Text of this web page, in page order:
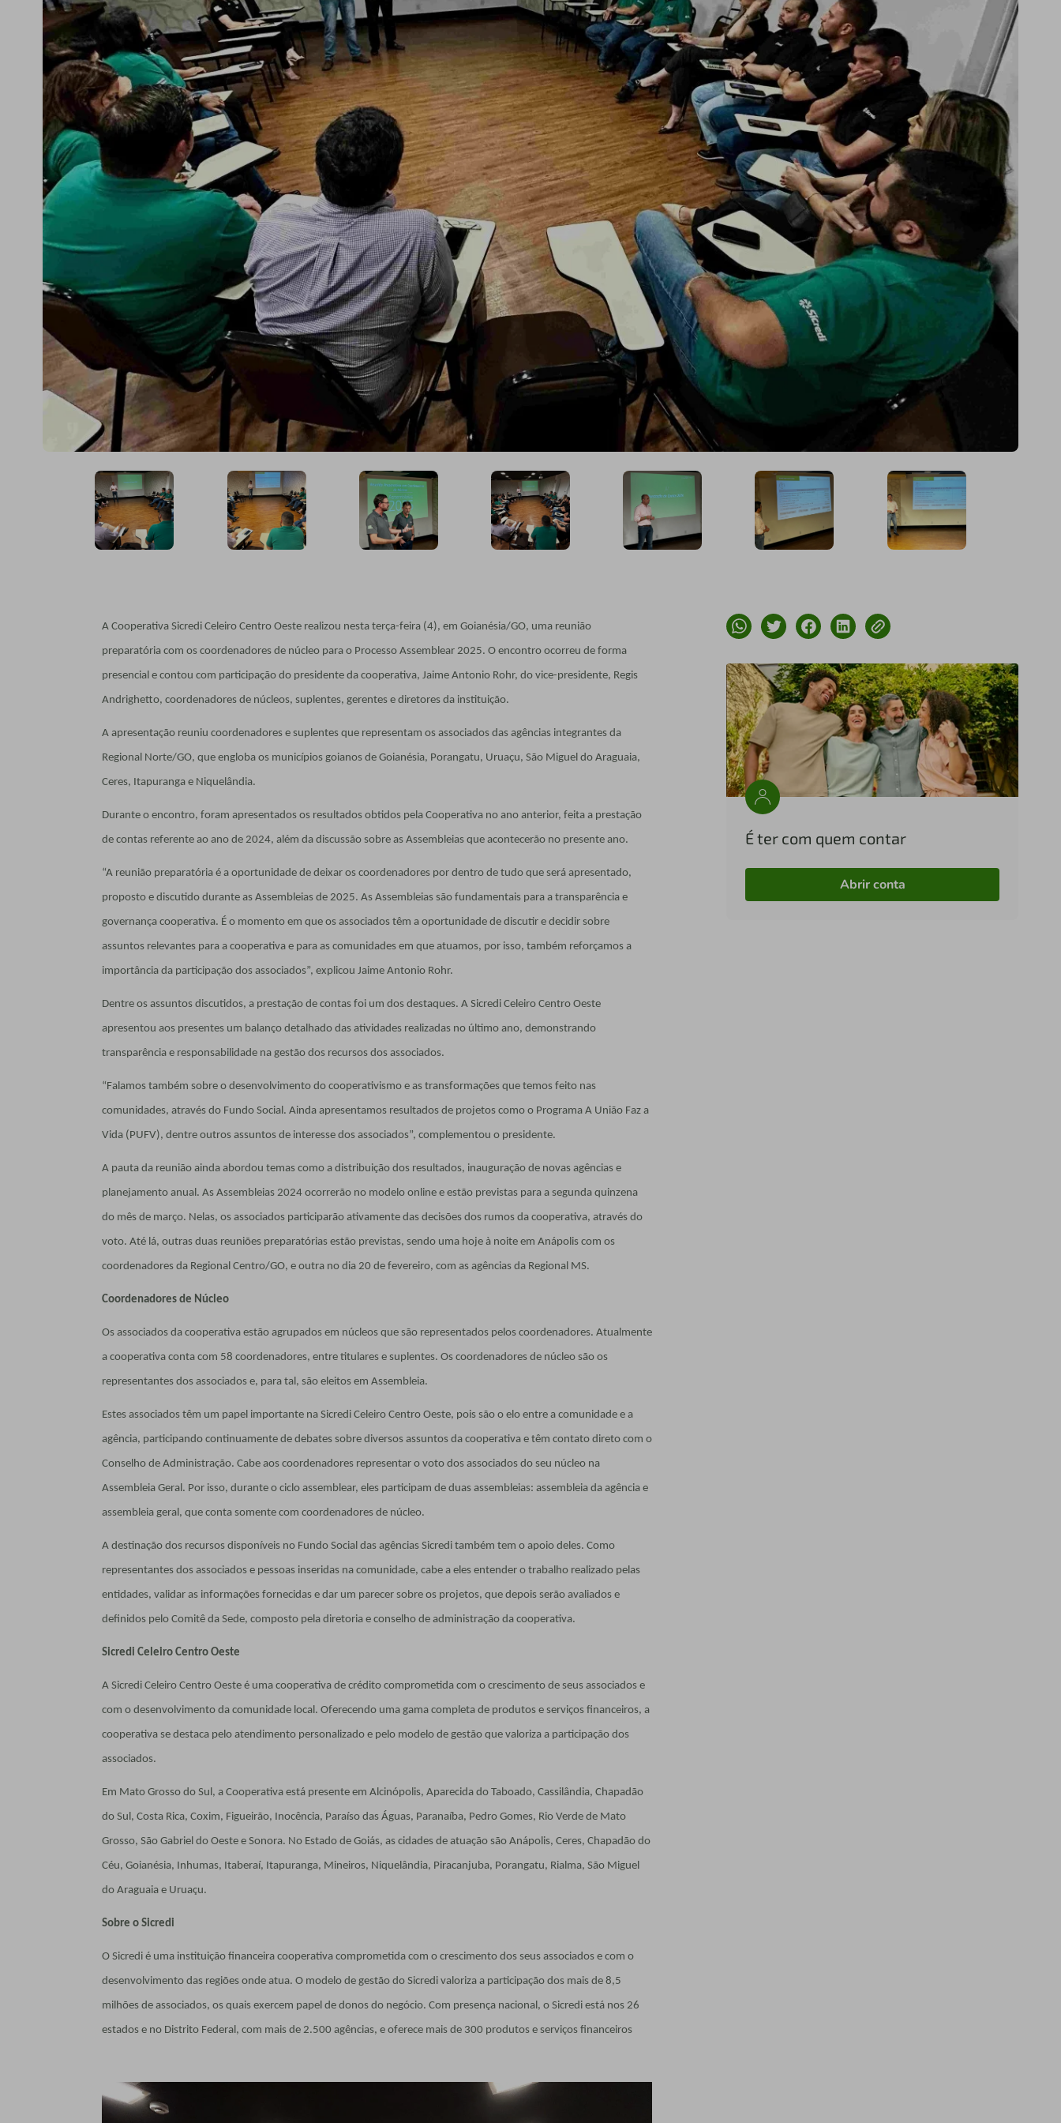
A Cooperativa Sicredi Celeiro Centro Oeste realizou nesta terça-feira (4), em Goianésia/GO, uma reunião
preparatória com os coordenadores de núcleo para o Processo Assemblear 2025. O encontro ocorreu de forma
presencial e contou com participação do presidente da cooperativa, Jaime Antonio Rohr, do vice-presidente, Regis
Andrighetto, coordenadores de núcleos, suplentes, gerentes e diretores da instituição.
A apresentação reuniu coordenadores e suplentes que representam os associados das agências integrantes da
Regional Norte/GO, que engloba os municípios goianos de Goianésia, Porangatu, Uruaçu, São Miguel do Araguaia,
Ceres, Itapuranga e Niquelândia.
Durante o encontro, foram apresentados os resultados obtidos pela Cooperativa no ano anterior, feita a prestação
de contas referente ao ano de 2024, além da discussão sobre as Assembleias que acontecerão no presente ano.
“A reunião preparatória é a oportunidade de deixar os coordenadores por dentro de tudo que será apresentado,
proposto e discutido durante as Assembleias de 2025. As Assembleias são fundamentais para a transparência e
governança cooperativa. É o momento em que os associados têm a oportunidade de discutir e decidir sobre
assuntos relevantes para a cooperativa e para as comunidades em que atuamos, por isso, também reforçamos a
importância da participação dos associados”, explicou Jaime Antonio Rohr.
Dentre os assuntos discutidos, a prestação de contas foi um dos destaques. A Sicredi Celeiro Centro Oeste
apresentou aos presentes um balanço detalhado das atividades realizadas no último ano, demonstrando
transparência e responsabilidade na gestão dos recursos dos associados.
“Falamos também sobre o desenvolvimento do cooperativismo e as transformações que temos feito nas
comunidades, através do Fundo Social. Ainda apresentamos resultados de projetos como o Programa A União Faz a
Vida (PUFV), dentre outros assuntos de interesse dos associados”, complementou o presidente.
A pauta da reunião ainda abordou temas como a distribuição dos resultados, inauguração de novas agências e
planejamento anual. As Assembleias 2024 ocorrerão no modelo online e estão previstas para a segunda quinzena
do mês de março. Nelas, os associados participarão ativamente das decisões dos rumos da cooperativa, através do
voto. Até lá, outras duas reuniões preparatórias estão previstas, sendo uma hoje à noite em Anápolis com os
coordenadores da Regional Centro/GO, e outra no dia 20 de fevereiro, com as agências da Regional MS.
Coordenadores de Núcleo
Os associados da cooperativa estão agrupados em núcleos que são representados pelos coordenadores. Atualmente
a cooperativa conta com 58 coordenadores, entre titulares e suplentes. Os coordenadores de núcleo são os
representantes dos associados e, para tal, são eleitos em Assembleia.
Estes associados têm um papel importante na Sicredi Celeiro Centro Oeste, pois são o elo entre a comunidade e a
agência, participando continuamente de debates sobre diversos assuntos da cooperativa e têm contato direto com o
Conselho de Administração. Cabe aos coordenadores representar o voto dos associados do seu núcleo na
Assembleia Geral. Por isso, durante o ciclo assemblear, eles participam de duas assembleias: assembleia da agência e
assembleia geral, que conta somente com coordenadores de núcleo.
A destinação dos recursos disponíveis no Fundo Social das agências Sicredi também tem o apoio deles. Como
representantes dos associados e pessoas inseridas na comunidade, cabe a eles entender o trabalho realizado pelas
entidades, validar as informações fornecidas e dar um parecer sobre os projetos, que depois serão avaliados e
definidos pelo Comitê da Sede, composto pela diretoria e conselho de administração da cooperativa.
Sicredi Celeiro Centro Oeste
A Sicredi Celeiro Centro Oeste é uma cooperativa de crédito comprometida com o crescimento de seus associados e
com o desenvolvimento da comunidade local. Oferecendo uma gama completa de produtos e serviços financeiros, a
cooperativa se destaca pelo atendimento personalizado e pelo modelo de gestão que valoriza a participação dos
associados.
Em Mato Grosso do Sul, a Cooperativa está presente em Alcinópolis, Aparecida do Taboado, Cassilândia, Chapadão
do Sul, Costa Rica, Coxim, Figueirão, Inocência, Paraíso das Águas, Paranaíba, Pedro Gomes, Rio Verde de Mato
Grosso, São Gabriel do Oeste e Sonora. No Estado de Goiás, as cidades de atuação são Anápolis, Ceres, Chapadão do
Céu, Goianésia, Inhumas, Itaberaí, Itapuranga, Mineiros, Niquelândia, Piracanjuba, Porangatu, Rialma, São Miguel
do Araguaia e Uruaçu.
Sobre o Sicredi
O Sicredi é uma instituição financeira cooperativa comprometida com o crescimento dos seus associados e com o
desenvolvimento das regiões onde atua. O modelo de gestão do Sicredi valoriza a participação dos mais de 8,5
milhões de associados, os quais exercem papel de donos do negócio. Com presença nacional, o Sicredi está nos 26
estados e no Distrito Federal, com mais de 2.500 agências, e oferece mais de 300 produtos e serviços financeiros
É ter com quem contar
Abrir conta